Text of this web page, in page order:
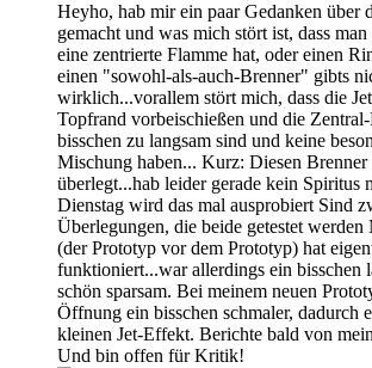
Heyho, hab mir ein paar Gedanken über
gemacht und was mich stört ist, dass
eine zentrierte Flamme hat, oder einen
einen "sowohl-als-auch-Brenner" gibts
wirklich...vorallem stört mich, dass die
Topfrand vorbeischießen und die
bisschen zu langsam sind und keine
Mischung haben... Kurz: Diesen
überlegt...hab leider gerade kein Spiritus
Dienstag wird das mal ausprobiert Sind
Überlegungen, die beide getestet
(der Prototyp vor dem Prototyp) hat
funktioniert...war allerdings ein bisschen
schön sparsam. Bei meinem neuen
Öffnung ein bisschen schmaler, dadurch
kleinen Jet-Effekt. Berichte bald von
Und bin offen für Kritik!